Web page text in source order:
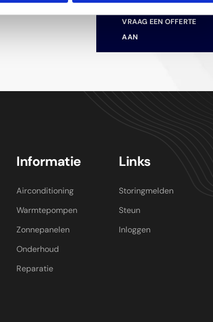
VRAAG EEN OFFERTE
AAN
Informatie
Airconditioning
Warmtepompen
Zonnepanelen
Onderhoud
Reparatie
Links
Storingmelden
Steun
Inloggen